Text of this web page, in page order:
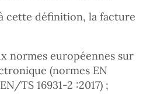
cette définition, la facture
normes européennes sur
(normes EN
TS 16931-2 :2017) ;